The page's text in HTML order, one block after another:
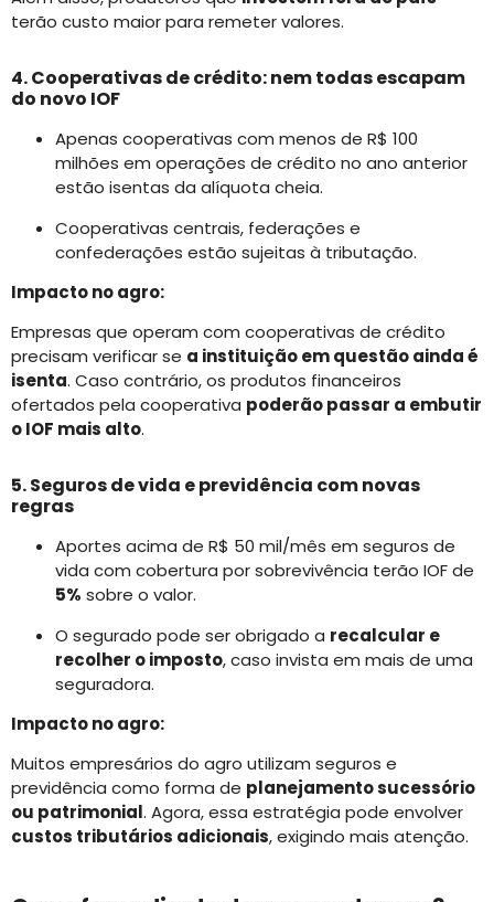
terão custo maior para remeter valores.
4. Cooperativas de crédito: nem todas escapam
do novo IOF
Apenas cooperativas com menos de R$ 100
milhões em operações de crédito no ano anterior
estão isentas da alíquota cheia.
Cooperativas centrais, federações e
confederações estão sujeitas à tributação.
Impacto no agro:
Empresas que operam com cooperativas de crédito
precisam verificar se a instituição em questão ainda é
isenta. Caso contrário, os produtos financeiros
ofertados pela cooperativa poderão passar a embutir
o IOF mais alto.
5. Seguros de vida e previdência com novas
regras
Aportes acima de R$ 50 mil/mês em seguros de
vida com cobertura por sobrevivência terão IOF de
5% sobre o valor.
O segurado pode ser obrigado a recalcular e
recolher o imposto, caso invista em mais de uma
seguradora.
Impacto no agro:
Muitos empresários do agro utilizam seguros e
previdência como forma de planejamento sucessório
ou patrimonial. Agora, essa estratégia pode envolver
custos tributários adicionais, exigindo mais atenção.